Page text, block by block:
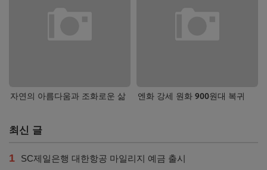
자연의 아름다움과 조화로운 삶 엔화 강세 원화 900원대 복귀
최신 글
1 SC제일은행 대한항공 마일리지 예금 출시